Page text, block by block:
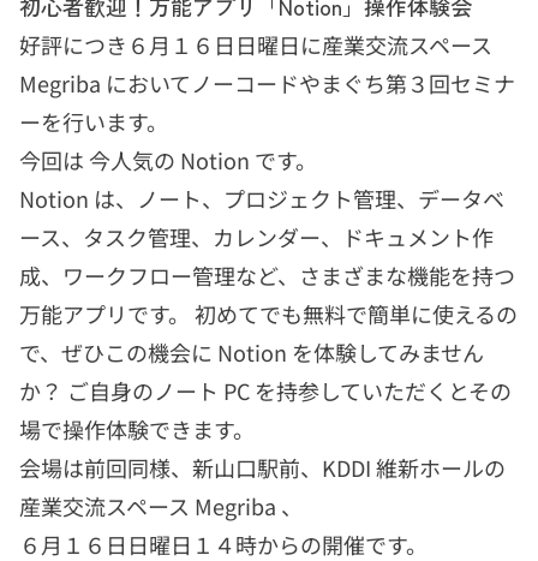
好評につき６月１６日日曜日に産業交流スペース
Megriba においてノーコードやまぐち第３回セミナ
ーを行います。
今回は 今人気の Notion です。
Notion は、ノート、プロジェクト管理、データベ
ース、タスク管理、カレンダー、ドキュメント作
成、ワークフロー管理など、さまざまな機能を持つ
万能アプリです。 初めてでも無料で簡単に使えるの
で、ぜひこの機会に Notion を体験してみません
か？ ご自身のノート PC を持参していただくとその
場で操作体験できます。
会場は前回同様、新山口駅前、KDDI 維新ホールの
産業交流スペース Megriba 、
６月１６日日曜日１４時からの開催です。